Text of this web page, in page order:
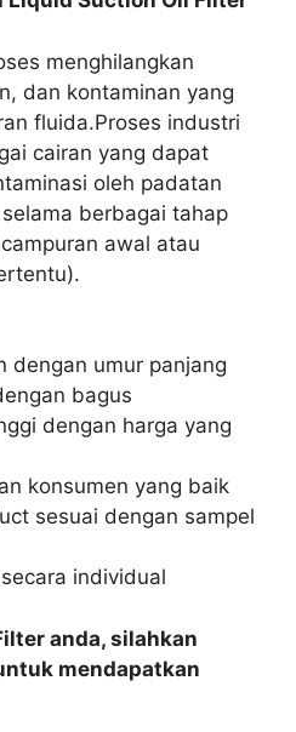
menghilangkan
dan kontaminan yang
fluida.Proses industri
cairan yang dapat
oleh padatan
berbagai tahap
awal atau
dengan umur panjang
bagus
dengan harga yang
konsumen yang baik
sesuai dengan sampel
individual
anda, silahkan
mendapatkan